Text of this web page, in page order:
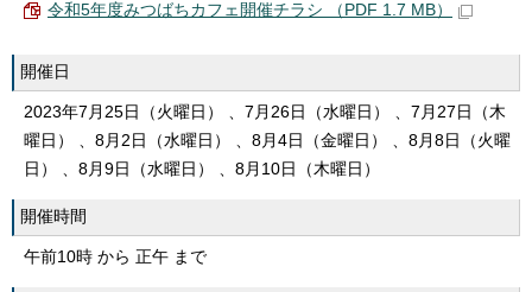
令和5年度みつばちカフェ開催チラシ （PDF 1.7 MB）
開催日
2023年7月25日（火曜日） 、7月26日（水曜日） 、7月27日（木
曜日） 、8月2日（水曜日） 、8月4日（金曜日） 、8月8日（火曜
日） 、8月9日（水曜日） 、8月10日（木曜日）
開催時間
午前10時 から 正午 まで